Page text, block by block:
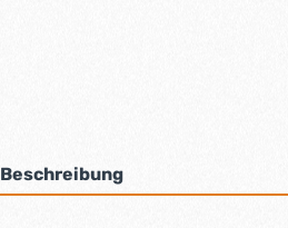
Beschreibung